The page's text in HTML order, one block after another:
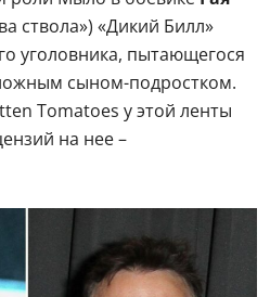
ствола») «Дикий Билл»
уголовника, пытающегося
сыном-подростком.
Tomatoes у этой ленты
на нее –